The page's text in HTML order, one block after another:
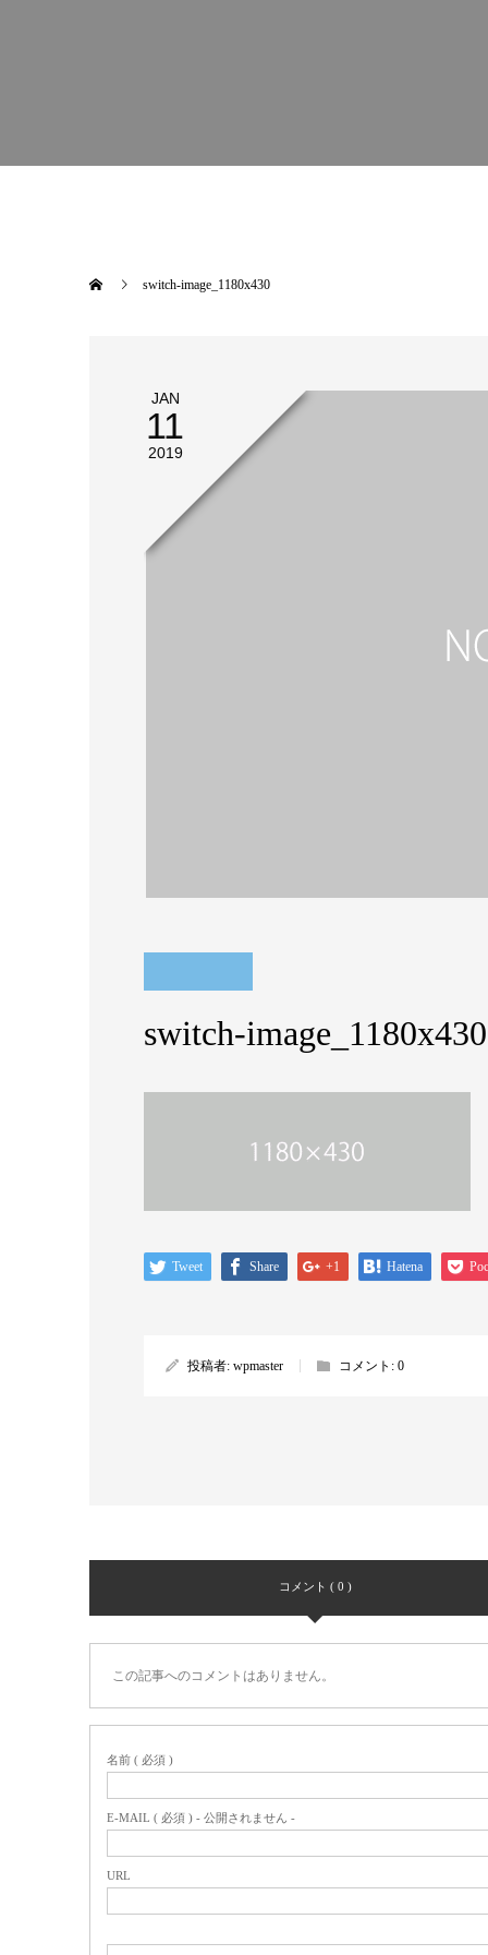
switch-image_1180x430
JAN
11
2019
switch-image_1180x430
Tweet Share +1 Hatena
投稿者: wpmaster コメント: 0
コメント ( 0 )
この記事へのコメントはありません。
名前 ( 必須 )
E-MAIL ( 必須 ) - 公開されません -
URL